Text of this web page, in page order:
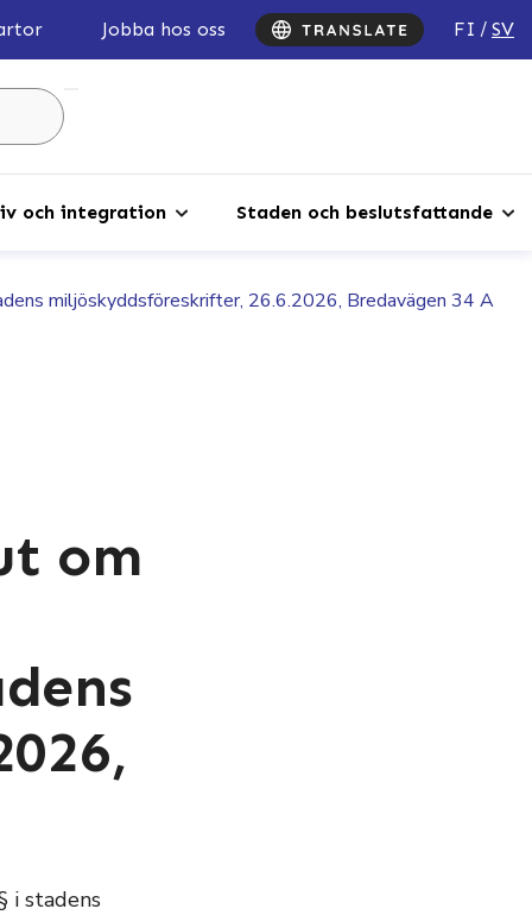
Jobba hos oss FI SV
och integration Staden och beslutsfattande
miljöskyddsföreskrifter, 26.6.2026, Bredavägen 34 A
om
i stadens